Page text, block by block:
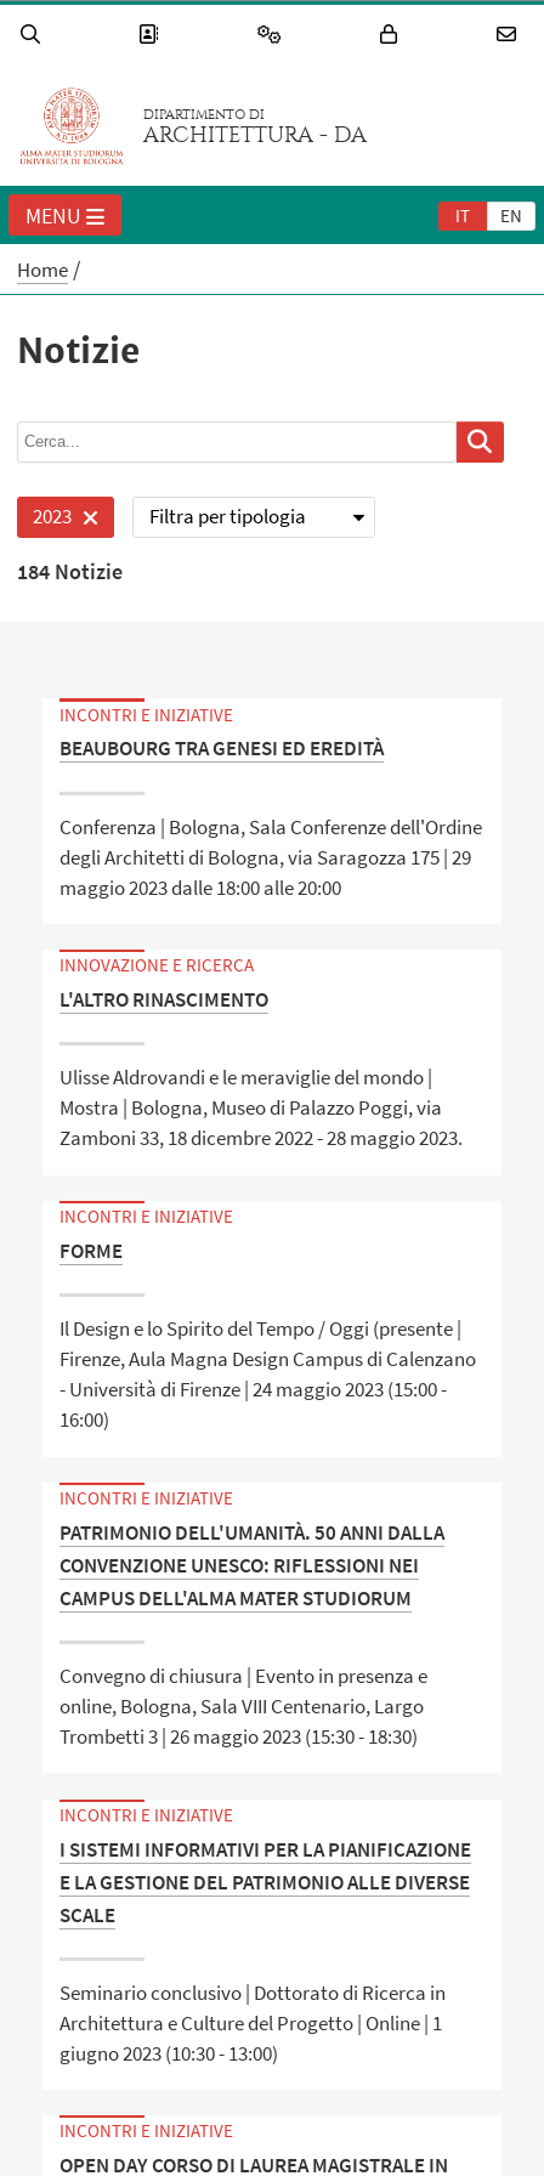
DIPARTIMENTO DI
ARCHITETTURA - DA
IT EN
MENU
Home
Notizie
2023 Filtra per tipologia
184 Notizie
INCONTRI E INIZIATIVE
BEAUBOURG TRA GENESI ED EREDITÀ
Conferenza | Bologna, Sala Conferenze dell'Ordine
degli Architetti di Bologna, via Saragozza 175 | 29
maggio 2023 dalle 18:00 alle 20:00
INNOVAZIONE E RICERCA
L'ALTRO RINASCIMENTO
Ulisse Aldrovandi e le meraviglie del mondo |
Mostra | Bologna, Museo di Palazzo Poggi, via
Zamboni 33, 18 dicembre 2022 - 28 maggio 2023.
INCONTRI E INIZIATIVE
FORME
Il Design e lo Spirito del Tempo / Oggi (presente |
Firenze, Aula Magna Design Campus di Calenzano
- Università di Firenze | 24 maggio 2023 (15:00 -
16:00)
INCONTRI E INIZIATIVE
PATRIMONIO DELL'UMANITÀ. 50 ANNI DALLA
CONVENZIONE UNESCO: RIFLESSIONI NEI
CAMPUS DELL'ALMA MATER STUDIORUM
Convegno di chiusura | Evento in presenza e
online, Bologna, Sala VIII Centenario, Largo
Trombetti 3 | 26 maggio 2023 (15:30 - 18:30)
INCONTRI E INIZIATIVE
I SISTEMI INFORMATIVI PER LA PIANIFICAZIONE
E LA GESTIONE DEL PATRIMONIO ALLE DIVERSE
SCALE
Seminario conclusivo | Dottorato di Ricerca in
Architettura e Culture del Progetto | Online | 1
giugno 2023 (10:30 - 13:00)
INCONTRI E INIZIATIVE
OPEN DAY CORSO DI LAUREA MAGISTRALE IN